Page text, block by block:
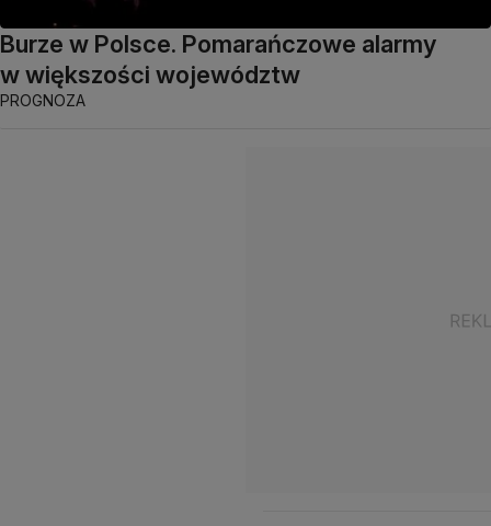
Burze w Polsce. Pomarańczowe alarmy
w większości województw
PROGNOZA